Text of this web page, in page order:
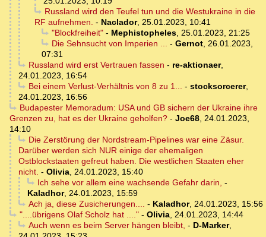
Russland wird den Teufel tun und die Westukraine in die
RF aufnehmen. - Naclador, 25.01.2023, 10:41
"Blockfreiheit"- Mephistopheles, 25.01.2023, 21:25
Die Sehnsucht von Imperien ... - Gernot, 26.01.2023,
07:31
Russland wird erst Vertrauen fassen - re-aktionaer,
24.01.2023, 16:54
Bei einem Verlust-Verhältnis von 8 zu 1... - stocksorcerer,
24.01.2023, 16:56
Budapester Memoradum: USA und GB sichern der Ukraine ihre
Grenzen zu, hat es der Ukraine geholfen? - Joe68, 24.01.2023,
14:10
Die Zerstörung der Nordstream-Pipelines war eine Zäsur.
Darüber werden sich NUR einige der ehemaligen
Ostblockstaaten gefreut haben. Die westlichen Staaten eher
nicht. - Olivia, 24.01.2023, 15:40
Ich sehe vor allem eine wachsende Gefahr darin, -
Kaladhor, 24.01.2023, 15:59
Ach ja, diese Zusicherungen.... - Kaladhor, 24.01.2023, 15:56
"....übrigens Olaf Scholz hat ...."- Olivia, 24.01.2023, 14:44
Auch wenn es beim Server hängen bleibt, - D-Marker,